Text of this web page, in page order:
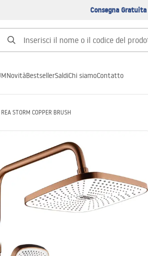
Consegna Gratuita
NovitàBestsellerSaldiChi siamoContatto
STORM COPPER BRUSH